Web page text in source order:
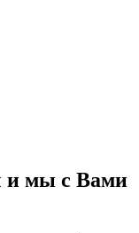
и мы с Вами